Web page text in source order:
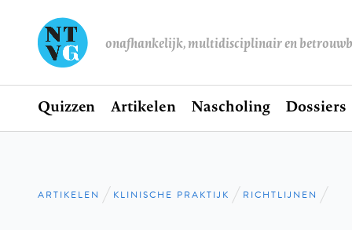
onafhankelijk, multidisciplinair en
Hoofdnavigatie
Home
Quizzen Artikelen Nascholing Dossiers
Kruimelpad
ARTIKELEN KLINISCHE PRAKTIJK RICHTLIJNEN